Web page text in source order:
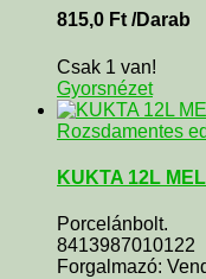
815,0 Ft /Darab
Csak 1 van!
Gyorsnézet
Rozsdamentes
KUKTA 12L
Porcelánbolt.
8413987010122
Forgalmazó: